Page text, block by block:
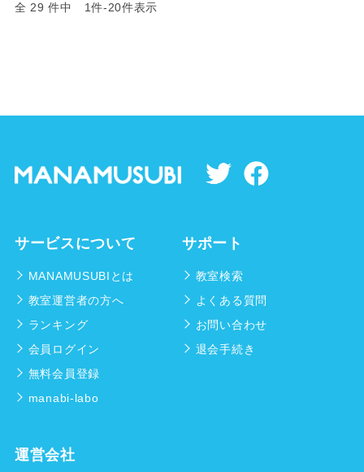
全 29 件中 1件-20件表示
サービスについて
MANAMUSUBIとは
教室運営者の方へ
ランキング
会員ログイン
無料会員登録
manabi-labo
サポート
教室検索
よくある質問
お問い合わせ
退会手続き
運営会社